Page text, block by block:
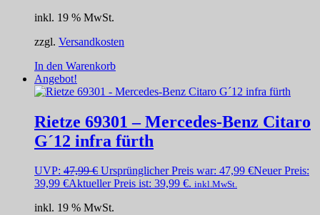
inkl. 19 % MwSt.
zzgl. Versandkosten
In den Warenkorb
Angebot!
Rietze 69301 – Mercedes-Benz Citaro
G´12 infra fürth
UVP: 47,99€ Ursprünglicher Preis war: 47,99 €Neuer Preis:
39,99 €Aktueller Preis ist: 39,99 €. inkl.MwSt.
inkl. 19 % MwSt.